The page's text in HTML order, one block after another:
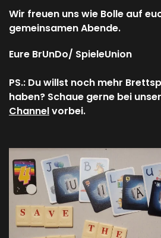
Wir freuen uns wie Bolle auf
gemeinsamen Abende.
Eure BrUnDo/ SpieleUnion
PS.: Du willst noch mehr
haben? Schaue gerne bei
Channelvorbei.